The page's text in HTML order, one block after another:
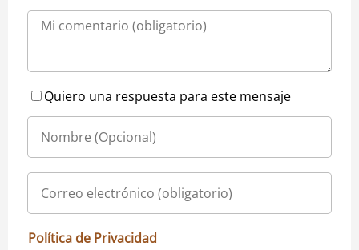
Quiero una respuesta para este mensaje
Política de Privacidad